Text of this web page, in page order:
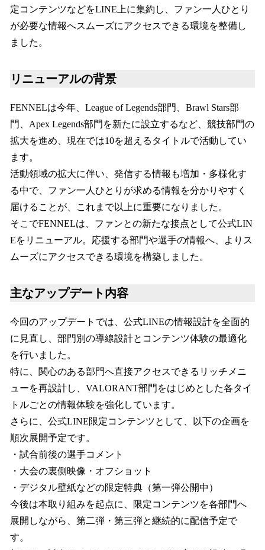
定コンテンツなどをLINE上に集約し、ファン一人ひとり
が必要な情報へスムーズにアクセスできる環境を整備し
ました。
リニューアルの背景
FENNELは今年、League of Legends部門、Brawl Stars部
門、Apex Legends部門を新たに設立するなど、競技部門の
拡大を進め、現在では10を超えるタイトルで活動してい
ます。
活動領域の拡大に伴い、発信する情報も増加・多様化す
る中で、ファン一人ひとりが求める情報を分かりやすく
届けることが、これまで以上に重要になりました。
そこでFENNELは、ファンとの新たな接点として公式LIN
Eをリニューアル。応援する部門や選手の情報へ、よりス
ムーズにアクセスできる環境を構築しました。
主なアップデート内容
今回のアップデートでは、公式LINEの情報設計を全面的
に見直し、部門別の導線設計とコンテンツ体験の最適化
を行いました。
特に、関心のある部門へ直接アクセスできるリッチメニ
ューを再設計し、VALORANT部門をはじめとした各タイ
トルごとの情報体験を強化しています。
さらに、公式LINE限定コンテンツとして、以下の企画を
順次展開予定です。
・試合前後の選手コメント
・大会の裏側映像・オフショット
・デジタル壁紙などの限定特典（第一弾公開中）
今後は本取り組みを起点に、限定コンテンツを各部門へ
展開しながら、第二弾・第三弾と継続的に配信予定で
す。